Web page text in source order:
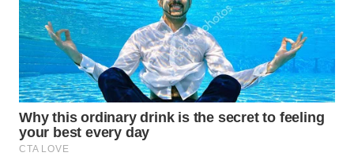
WN
TANJUNG
LESUNG
WN
KARO